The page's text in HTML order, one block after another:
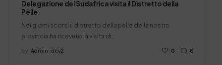
Delegazione del Sudafrica visita il Distretto della
Pelle
Nei giorni scorsi il distretto della pelle della nostra
provincia ha ricevuto la visita di…
by Admin_dev2 0 0